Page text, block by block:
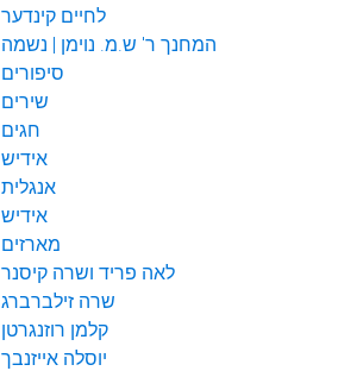
לחיים קינדער
המחנך ר' ש.מ. נוימן | נשמה
סיפורים
שירים
חגים
אידיש
אנגלית
אידיש
מארזים
לאה פריד ושרה קיסנר
שרה זילברברג
קלמן רוזנגרטן
יוסלה אייזנבך